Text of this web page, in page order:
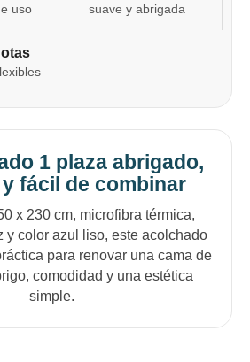
uso suave y abrigada
1 plaza abrigado,
fácil de combinar
x 230 cm, microfibra térmica,
y color azul liso, este acolchado
para renovar una cama de
comodidad y una estética
simple.